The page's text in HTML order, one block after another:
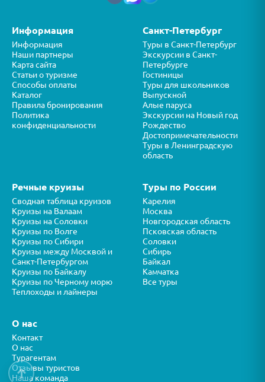
Информация
Информация
Наши партнеры
Карта сайта
Статьи о туризме
Способы оплаты
Каталог
Правила бронирования
Политика
конфиденциальности
Санкт-Петербург
Туры в Санкт-Петербург
Экскурсии в Санкт-
Петербурге
Гостиницы
Туры для школьников
Выпускной
Алые паруса
Экскурсии на Новый год
Рождество
Достопримечательности
Туры в Ленинградскую
область
Речные круизы
Сводная таблица круизов
Круизы на Валаам
Круизы на Соловки
Круизы по Волге
Круизы по Сибири
Круизы между Москвой и
Санкт-Петербургом
Круизы по Байкалу
Круизы по Черному морю
Теплоходы и лайнеры
Туры по России
Карелия
Москва
Новгородская область
Псковская область
Соловки
Сибирь
Байкал
Камчатка
Все туры
О нас
Контакт
О нас
Турагентам
Отзывы туристов
Наша команда
↑